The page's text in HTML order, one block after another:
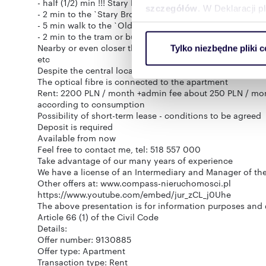
szczegółów . W Deklaracji
ruch w naszej witrynie.
reklamowym i
uzyskanymi podczas
Tylko niezbędne pliki
- half (1/2) min !!! Stary Browar Park with the relax zone
- 2 min to the `Stary Browar` Shopping Center with
- 5 min walk to the `Old Market Square`
- 2 min to the tram or bus stop
Nearby or even closer there are: Taxi, multi-storey car
etc
Despite the central location, the apartment is quiet and
The optical fibre is connected to the apartment
Rent: 2200 PLN / month +admin fee about 250 PLN /
according to consumption
Possibility of short-term lease - conditions to be agreed
Deposit is required
Available from now
Feel free to contact me, tel: 518 557 000
Take advantage of our many years of experience
We have a license of an Intermediary and Manager of
Other offers at: www.compass-nieruchomosci.pl
https://www.youtube.com/embed/jur_zCL_j0Uhe
The above presentation is for information purposes
Article 66 (1) of the Civil Code
Details:
Offer number: 9130885
Offer type: Apartment
Transaction type: Rent